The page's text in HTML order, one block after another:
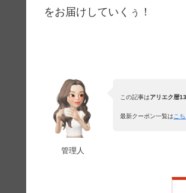
をお届けしていくぅ！
管理人
この記事はアリエク暦
最新クーポン一覧は こ